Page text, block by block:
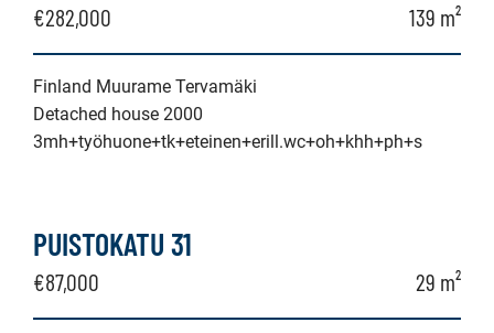
€282,000 139 m²
Finland Muurame Tervamäki
Detached house 2000
3mh+työhuone+tk+eteinen+erill.wc+oh+khh+ph+s
PUISTOKATU 31
€87,000 29 m²